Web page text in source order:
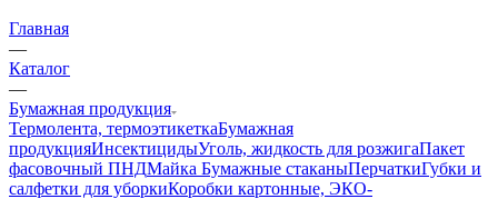
Главная
—
Каталог
—
Бумажная продукция
Термолента, термоэтикеткаБумажная
продукцияИнсектицидыУголь, жидкость для розжигаПакет
фасовочный ПНДМайка Бумажные стаканыПерчаткиГубки и
салфетки для уборкиКоробки картонные, ЭКО-